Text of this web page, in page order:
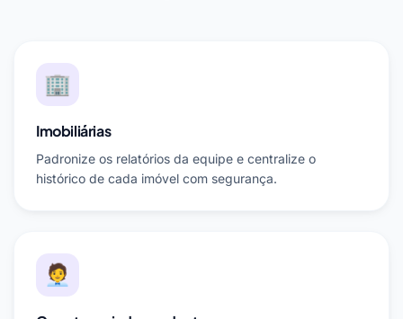
🏢
Imobiliárias
Padronize os relatórios da equipe e centralize o
histórico de cada imóvel com segurança.
🧑‍💼